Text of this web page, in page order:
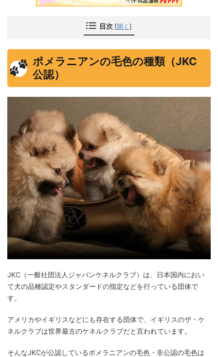
目次 [開く ]
ポメラニアンの毛色の種類（JKC
公認）
JKC（一般社団法人ジャパンケネルクラブ）は、日本国内におい
て犬の品種認定やスタンダードの指定などを行っている団体で
す。
アメリカやイギリスなどにも存在する団体で、イギリスのザ・ケ
ネルクラブは世界最古のケネルクラブだと言われています。
そんなJKCが公認しているポメラニアンの毛色・非公認の毛色は